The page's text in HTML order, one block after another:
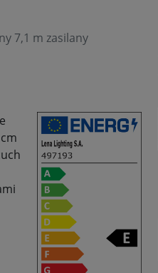
7,1 m zasilany